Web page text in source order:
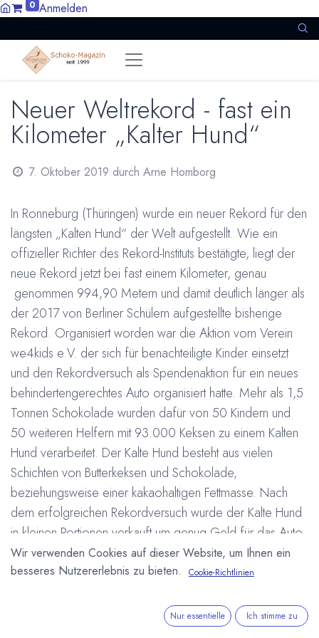
0 Anmelden
Neuer Weltrekord - fast ein
Kilometer „Kalter Hund“
7. Oktober 2019 durch Arne Homborg
In Ronneburg (Thüringen) wurde ein neuer Rekord für den
längsten „Kalten Hund“ der Welt aufgestellt. Wie ein
offizieller Richter des Rekord-Instituts bestätigte, liegt der
neue Rekord jetzt bei fast einem Kilometer, genau
genommen 994,90 Metern und damit deutlich länger als
der 2017 von Berliner Schülern aufgestellte bisherige
Rekord. Organisiert worden war die Aktion vom Verein
we4kids e.V. der sich für benachteiligte Kinder einsetzt
und den Rekordversuch als Spendenaktion für ein neues
behindertengerechtes Auto organisiert hatte. Mehr als 1,5
Tonnen Schokolade wurden dafür von 50 Kindern und
50 weiteren Helfern mit 93.000 Keksen zu einem Kalten
Hund verarbeitet. Der Kalte Hund besteht aus vielen
Schichten von Butterkeksen und Schokolade,
beziehungsweise einer kakaohaltigen Fettmasse. Nach
dem erfolgreichen Rekordversuch wurde der Kalte Hund
in kleinen Portionen verkauft um genug Geld für das Auto
zu sammeln. Mehr über den
Verein:http://www.we4kids.de
7. Oktober 2019
Wir verwenden Cookies auf dieser Website, um Ihnen ein
besseres Nutzererlebnis zu bieten.
Cookie-Richtlinien
Nur essentielle Ich stimme zu